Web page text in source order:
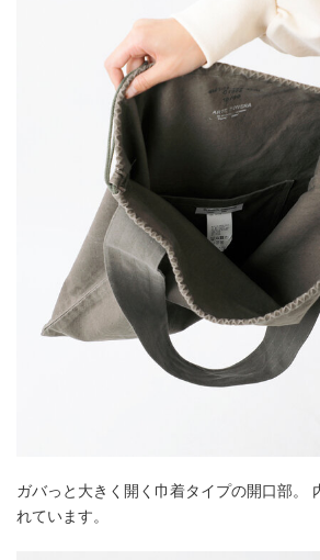
ガバっと大きく開く巾着タイプの開口部。
れています。